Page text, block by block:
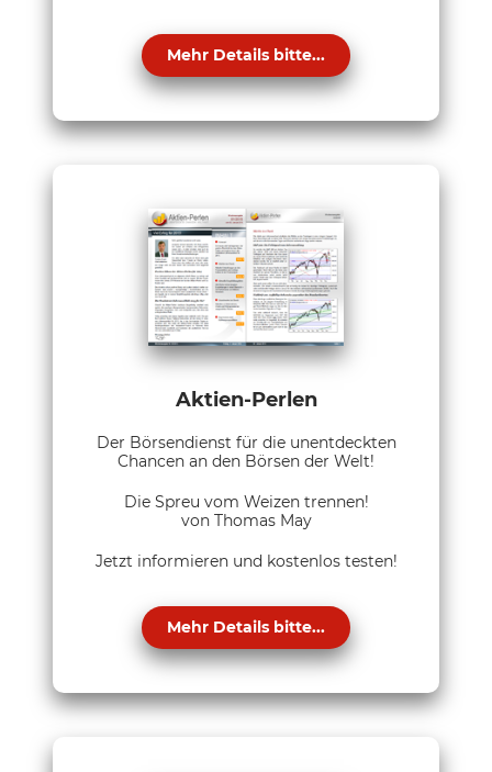
Mehr Details bitte...
Aktien-Perlen
Der Börsendienst für die unentdeckten
Chancen an den Börsen der Welt!
Die Spreu vom Weizen trennen!
von Thomas May
Jetzt informieren und kostenlos testen!
Mehr Details bitte...